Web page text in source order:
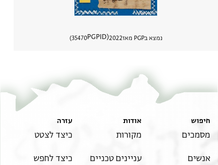
נמצא בPGP מאז 2022
PGPID
35470
חיפוש
מסמכים
אנשים
אודות
מקורות
עניינים טכניים
עזרה
כיצד לצטט
כיצד לחפש